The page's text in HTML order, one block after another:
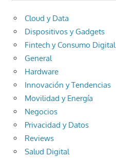
Cloud y Data
Dispositivos y Gadgets
Fintech y Consumo Digital
General
Hardware
Innovación y Tendencias
Movilidad y Energía
Negocios
Privacidad y Datos
Reviews
Salud Digital